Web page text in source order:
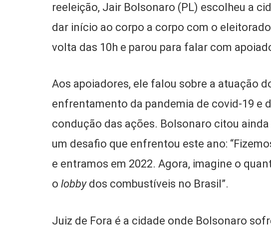
reeleição, Jair Bolsonaro (PL) escolheu a
dar início ao corpo a corpo com o
volta das 10h e parou para falar com
Aos apoiadores, ele falou sobre a atuação
enfrentamento da pandemia de covid-19 e
condução das ações. Bolsonaro citou
um desafio que enfrentou este ano:
e entramos em 2022. Agora, imagine o
olobbydos combustíveis no Brasil”.
Juiz de Fora é a cidade onde Bolsonaro